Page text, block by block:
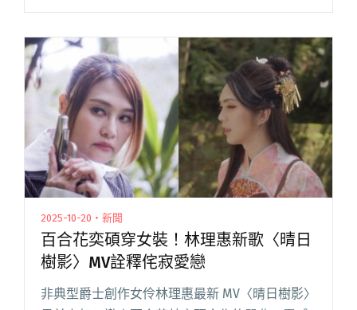
獎裝幀設計肯定的「見本生物」跨界聯手，佐以
銳電閱讀全文 "A_Root同根生攜手柯智豪推出新
專輯《不小心降臨了》MV邀于子育跨刀演出"
2025-10-20・新聞
百合花奕碩穿女裝！林理惠新歌〈晴日
樹影〉MV詮釋侘寂愛戀
非典型爵士創作女伶林理惠最新 MV〈晴日樹影〉